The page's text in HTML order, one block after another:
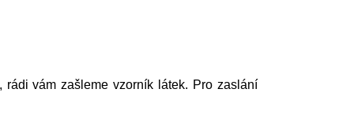
vám zašleme vzorník látek. Pro zaslání